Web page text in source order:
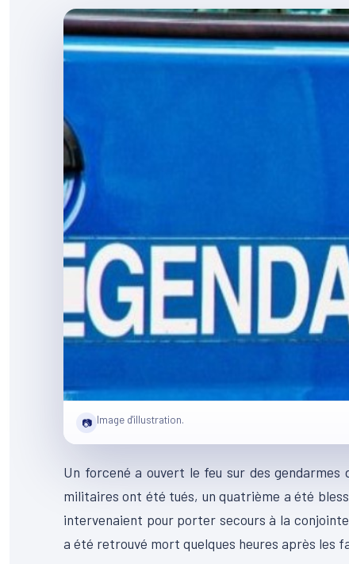
📷 Image d'illustration.
Un forcené a ouvert le feu sur des
militaires ont été tués, un quatrième a été
intervenaient pour porter secours à la
a été retrouvé mort quelques heures après les